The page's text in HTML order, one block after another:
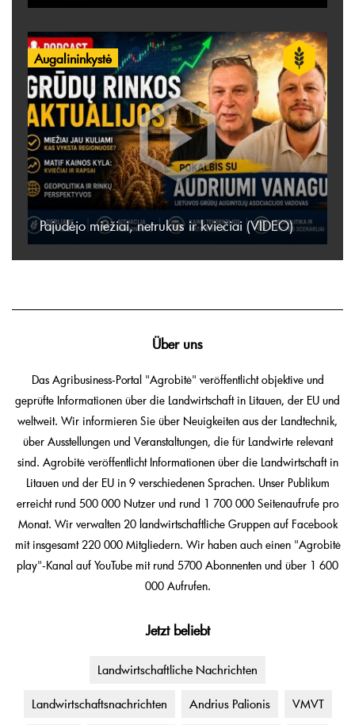
Augalininkystė
Pajudėjo miežiai, netrukus ir kviečiai (VIDEO)
Über uns
Das Agribusiness-Portal "Agrobitė" veröffentlicht objektive und
geprüfte Informationen über die Landwirtschaft in Litauen, der EU und
weltweit. Wir informieren Sie über Neuigkeiten aus der Landtechnik,
über Ausstellungen und Veranstaltungen, die für Landwirte relevant
sind. Agrobitė veröffentlicht Informationen über die Landwirtschaft in
Litauen und der EU in 9 verschiedenen Sprachen. Unser Publikum
erreicht rund 500 000 Nutzer und rund 1 700 000 Seitenaufrufe pro
Monat. Wir verwalten 20 landwirtschaftliche Gruppen auf Facebook
mit insgesamt 220 000 Mitgliedern. Wir haben auch einen "Agrobitė
play"-Kanal auf YouTube mit rund 5700 Abonnenten und über 1 600
000 Aufrufen.
Jetzt beliebt
Landwirtschaftliche Nachrichten
Landwirtschaftsnachrichten Andrius Palionis VMVT